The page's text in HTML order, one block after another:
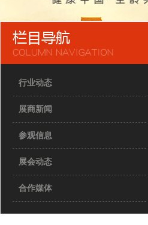
行业动态
展商新闻
参观信息
展会动态
合作媒体